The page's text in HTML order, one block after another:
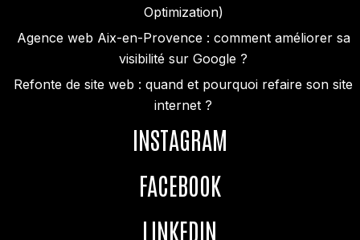
Optimization)
Agence web Aix-en-Provence : comment améliorer sa
visibilité sur Google ?
Refonte de site web : quand et pourquoi refaire son site
internet ?
INSTAGRAM
FACEBOOK
LINKEDIN